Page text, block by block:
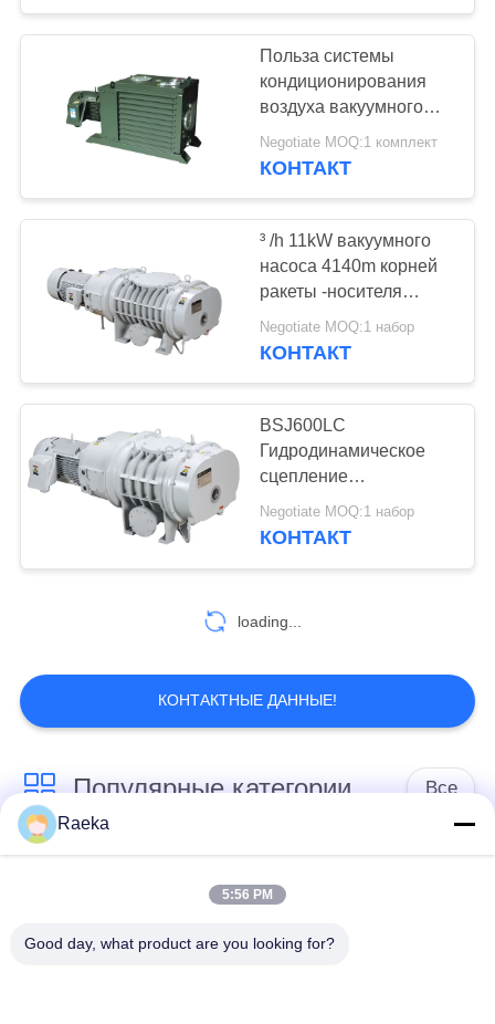
Польза системы
кондиционирования
воздуха вакуумного
насоса представления
БСВ175
Negotiate MOQ:1 комплект
КОНТАКТ
³ /h 11kW вакуумного
насоса 4140m корней
ракеты -носителя
BSJ1200LC
гидродинамическое
Negotiate MOQ:1 набор
КОНТАКТ
BSJ600LC
Гидродинамическое
сцепление
Механический бустер
корни вакуумный насос
Negotiate MOQ:1 набор
КОНТАКТ
loading...
КОНТАКТНЫЕ ДАННЫЕ!
Популярные категории Все
роторный
переченя
Raeka
5:56 PM
Good day, what product are you looking for?